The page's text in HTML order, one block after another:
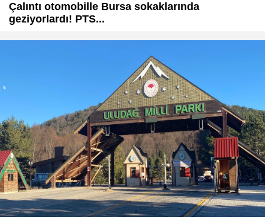
Çalıntı otomobille Bursa sokaklarında
geziyorlardı! PTS...